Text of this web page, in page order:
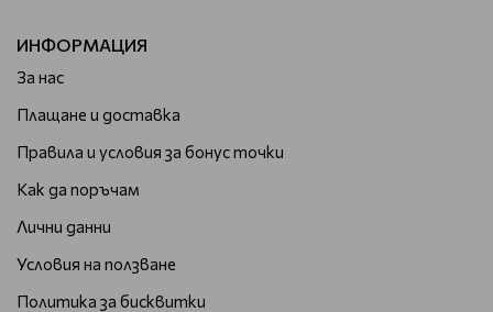
ИНФОРМАЦИЯ
За нас
Плащане и доставка
Правила и условия за бонус точки
Как да поръчам
Лични данни
Условия на ползване
Политика за бисквитки